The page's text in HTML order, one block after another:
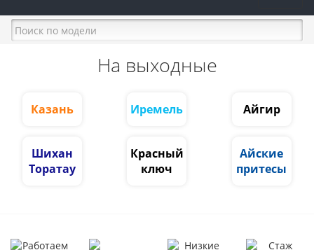
На выходные
Казань Иремель Айгир
Шихан
Торатау
Красный
ключ
Айские
притесы